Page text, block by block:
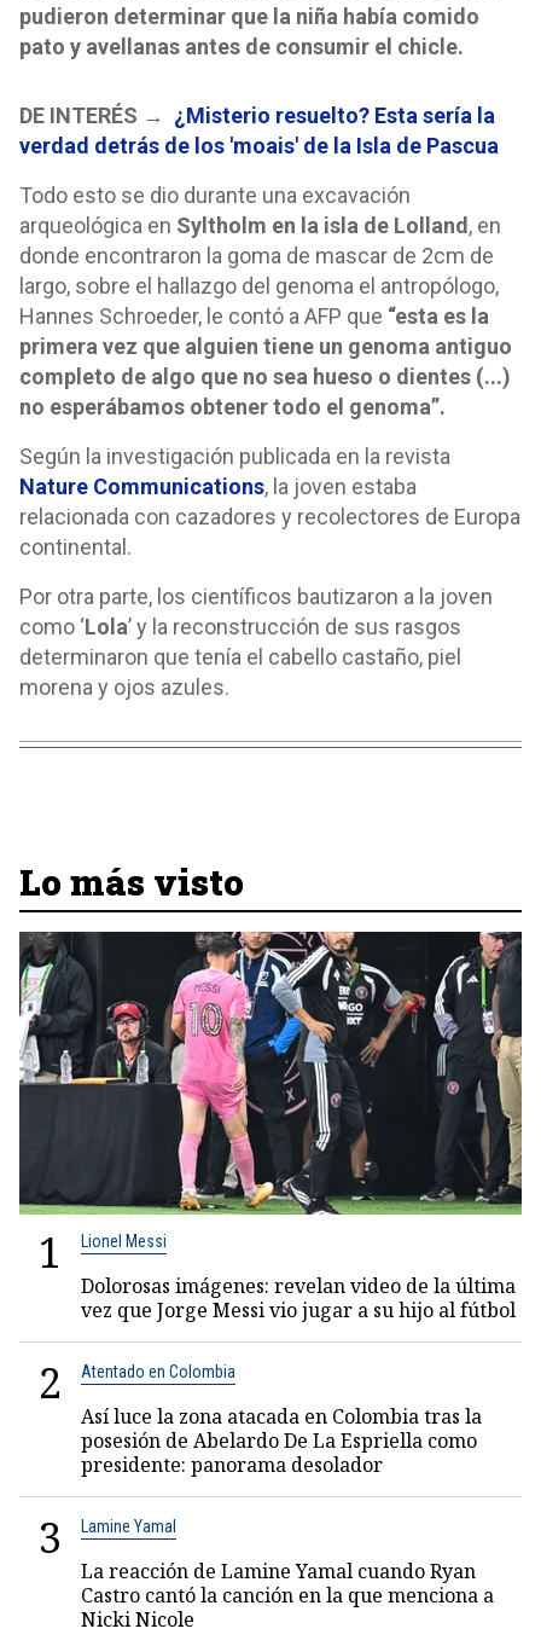
pudieron determinar que la niña había comido
pato y avellanas antes de consumir el chicle.
DE INTERÉS → ¿Misterio resuelto? Esta sería la
verdad detrás de los 'moais' de la Isla de Pascua
Todo esto se dio durante una excavación
arqueológica en Syltholm en la isla de Lolland , en
donde encontraron la goma de mascar de 2cm de
largo, sobre el hallazgo del genoma el antropólogo,
Hannes Schroeder, le contó a AFP que “esta es la
primera vez que alguien tiene un genoma antiguo
completo de algo que no sea hueso o dientes (...)
no esperábamos obtener todo el genoma”.
Según la investigación publicada en la revista
Nature Communications, la joven estaba
relacionada con cazadores y recolectores de Europa
continental.
Por otra parte, los científicos bautizaron a la joven
como ‘Lola’ y la reconstrucción de sus rasgos
determinaron que tenía el cabello castaño, piel
morena y ojos azules.
Lo más visto
1 Lionel Messi
Dolorosas imágenes: revelan video de la última
vez que Jorge Messi vio jugar a su hijo al fútbol
2 Atentado en Colombia
Así luce la zona atacada en Colombia tras la
posesión de Abelardo De La Espriella como
presidente: panorama desolador
3 Lamine Yamal
La reacción de Lamine Yamal cuando Ryan
Castro cantó la canción en la que menciona a
Nicki Nicole